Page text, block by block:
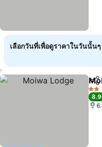
เลือกวันที่เพื่อดูราคาในวันนั้นๆ
แชร์
2 ดา
8.9